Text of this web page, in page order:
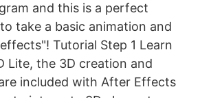
and this is a perfect
take a basic animation and
Tutorial Step 1 Learn
Lite, the 3D creation and
included with After Effects